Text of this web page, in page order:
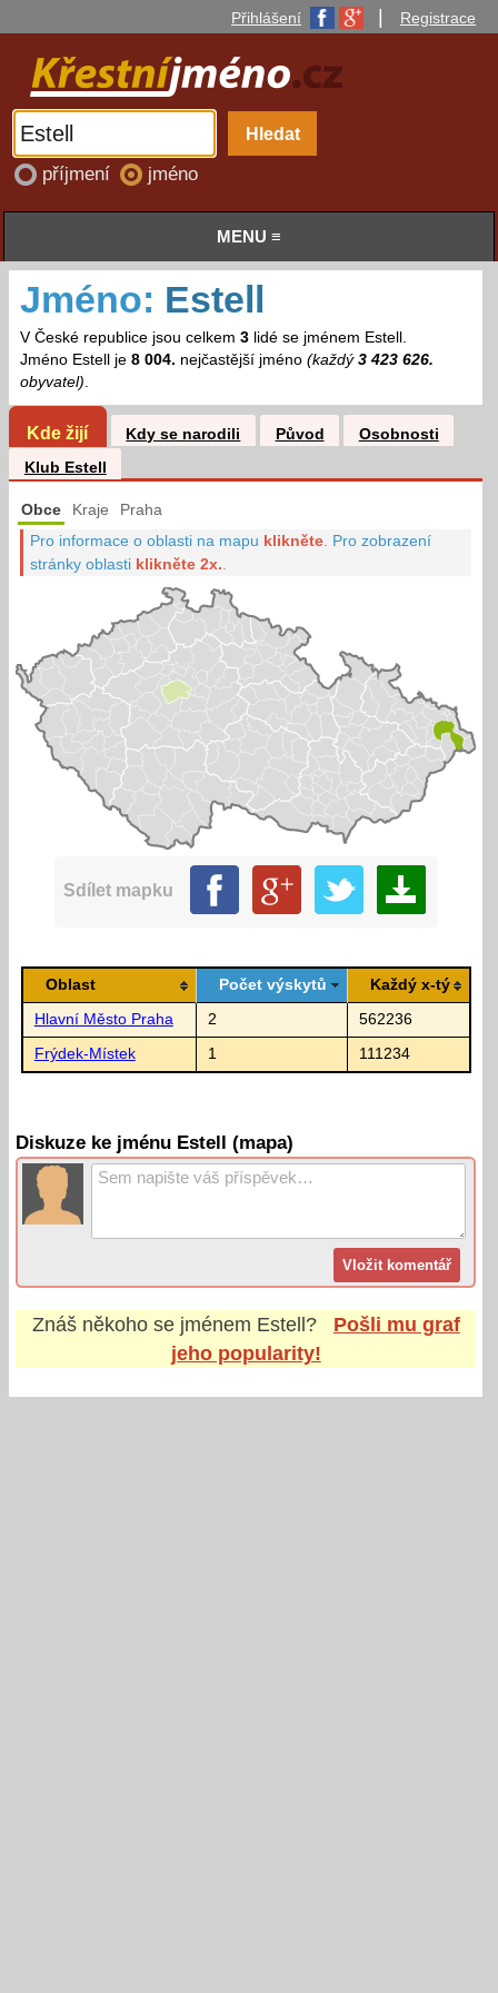
Přihlášení Registrace
příjmení jméno
MENU ≡
Jméno: Estell
V České republice jsou celkem 3lidé se jménem Estell.
Jméno Estell je 8 004. nejčastější jméno (každý 3 423 626.
obyvatel).
Kde žijí Kdy se narodili Původ
Osobnosti
Klub Estell
Obce Kraje Praha
Pro informace o oblasti na mapu klikněte Pro zobrazení
stránky oblasti klikněte 2x.
Sdílet mapku
Oblast Počet výskytů Každý x-tý
Hlavní Město Praha 2 562236
Frýdek-Místek 1 111234
Diskuze ke jménu Estell (mapa)
Znáš někoho se jménem Estell?
Pošli mu graf
jeho popularity!